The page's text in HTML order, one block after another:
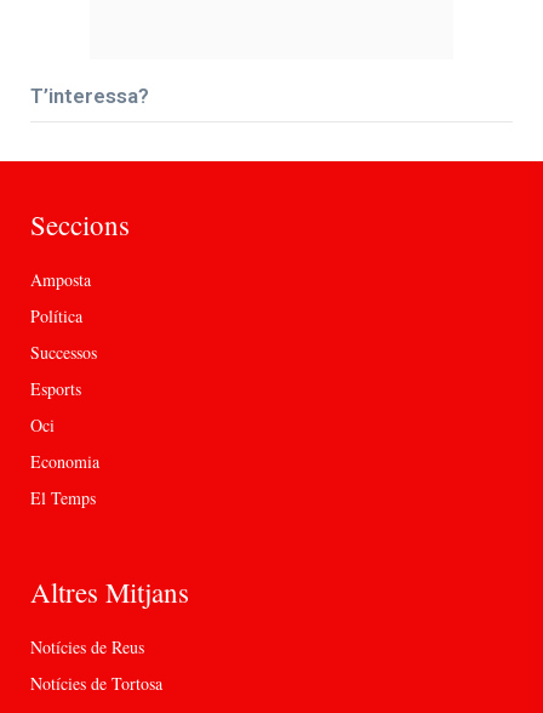
T’interessa?
Seccions
Amposta
Política
Successos
Esports
Oci
Economia
El Temps
Altres Mitjans
Notícies de Reus
Notícies de Tortosa